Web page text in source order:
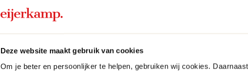
Deze website maakt gebruik van cookies
Om je beter en persoonlijker te helpen, gebruiken wij cookies.
Actie Studio Henk: Bij aankoop
cadeau